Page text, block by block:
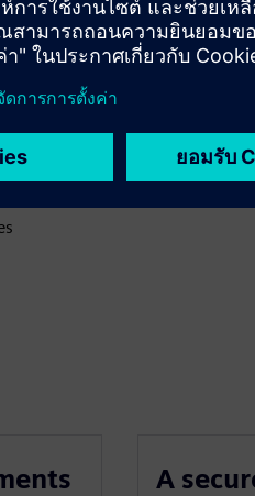
vectors
A